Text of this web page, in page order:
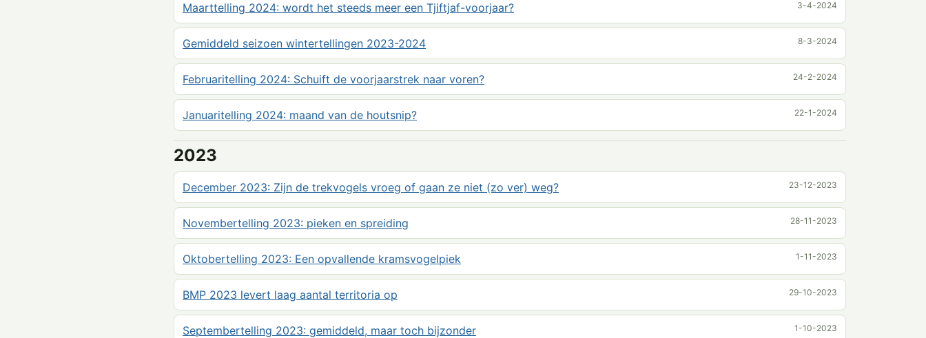
Maarttelling 2024: wordt het steeds meer een Tjiftjaf-voorjaar? 3-4-2024
Gemiddeld seizoen wintertellingen 2023-2024 8-3-2024
Februaritelling 2024: Schuift de voorjaarstrek naar voren? 24-2-2024
Januaritelling 2024: maand van de houtsnip? 22-1-2024
2023
December 2023: Zijn de trekvogels vroeg of gaan ze niet (zo ver) weg? 23-12-2023
Novembertelling 2023: pieken en spreiding 28-11-2023
Oktobertelling 2023: Een opvallende kramsvogelpiek 1-11-2023
BMP 2023 levert laag aantal territoria op 29-10-2023
Septembertelling 2023: gemiddeld, maar toch bijzonder 1-10-2023